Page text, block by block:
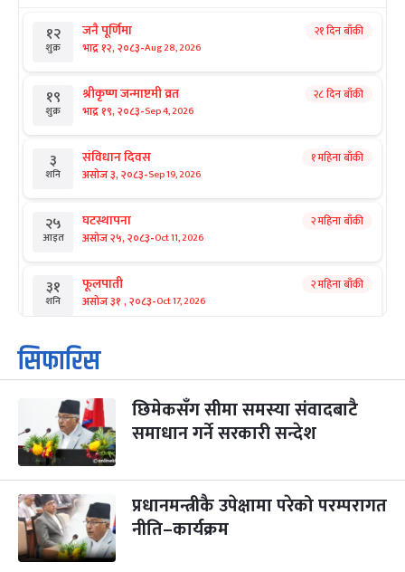
१२
शुक्र
जनै पूर्णिमा
भाद्र १२, २०८३-Aug 28, 2026
२१ दिन बाँकी
१९
शुक्र
श्रीकृष्ण जन्माष्टमी व्रत
भाद्र १९, २०८३-Sep 4, 2026
२८ दिन बाँकी
३
शनि
संविधान दिवस
असोज ३, २०८३-Sep 19, 2026
१ महिना बाँकी
२५
आइत
घटस्थापना
असोज २५, २०८३-Oct 11, 2026
२ महिना बाँकी
३१
शनि
फूलपाती
असोज ३१ , २०८३-Oct 17, 2026
२ महिना बाँकी
१
आइत
कार्तिक सङ्क्रान्ति
कार्तिक १, २०८३
३
मंगल
महानवमी
कार्तिक ३, २०८३-Oct 20, 2026
२ महिना बाँकी
४
बुध कार्तिक ४, २०८३ Oct 21, 2026
५
बिहि
पापा‌ङ्कुशा एकादशी व्रत
कार्तिक ५, २०८३
सिफारिस
छिमेकसँग सीमा समस्या संवादबाटै
समाधान गर्ने सरकारी सन्देश
प्रधानमन्त्रीकै उपेक्षामा परेको परम्परागत
नीति–कार्यक्रम